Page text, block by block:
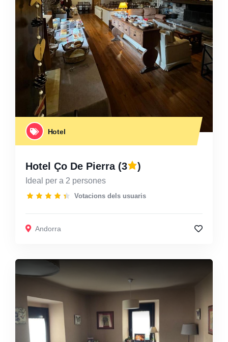
Hotel
Hotel Ço De Pierra(3 )
Ideal per a 2 persones
Votacions dels usuaris
Andorra